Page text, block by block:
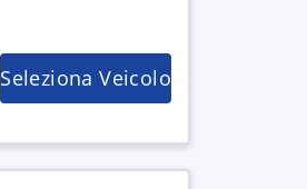
Seleziona Veicolo